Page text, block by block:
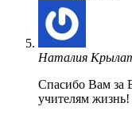
Наталия
Спасибо Вам за
учителям жизнь!